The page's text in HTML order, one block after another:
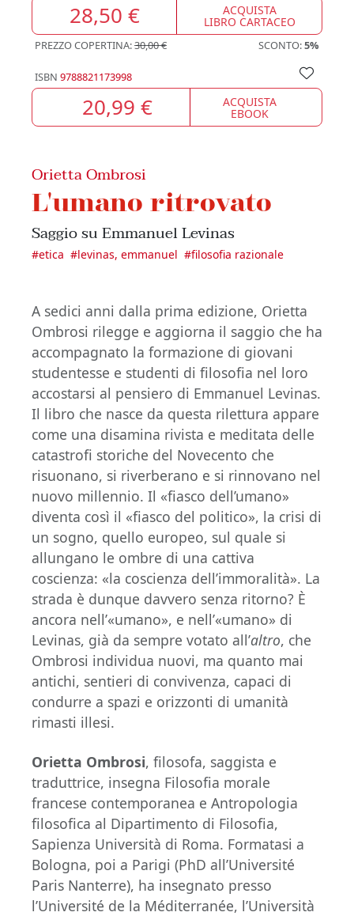
28,50 € ACQUISTA
LIBRO CARTACEO
PREZZO COPERTINA:30,00 € SCONTO:5%
ISBN 9788821173998
20,99 € ACQUISTA
EBOOK
Orietta Ombrosi
L'umano ritrovato
Saggio su Emmanuel Levinas
#etica #levinas, emmanuel #filosofia razionale
A sedici anni dalla prima edizione, Orietta
Ombrosi rilegge e aggiorna il saggio che ha
accompagnato la formazione di giovani
studentesse e studenti di filosofia nel loro
accostarsi al pensiero di Emmanuel Levinas.
Il libro che nasce da questa rilettura appare
come una disamina rivista e meditata delle
catastrofi storiche del Novecento che
risuonano, si riverberano e si rinnovano nel
nuovo millennio. Il «fiasco dell’umano»
diventa così il «fiasco del politico», la crisi di
un sogno, quello europeo, sul quale si
allungano le ombre di una cattiva
coscienza: «la coscienza dell’immoralità». La
strada è dunque davvero senza ritorno? È
ancora nell’«umano», e nell’«umano» di
Levinas, già da sempre votato all’altro, che
Ombrosi individua nuovi, ma quanto mai
antichi, sentieri di convivenza, capaci di
condurre a spazi e orizzonti di umanità
rimasti illesi.
Orietta Ombrosi, filosofa, saggista e
traduttrice, insegna Filosofia morale
francese contemporanea e Antropologia
filosofica al Dipartimento di Filosofia,
Sapienza Università di Roma. Formatasi a
Bologna, poi a Parigi (PhD all’Université
Paris Nanterre), ha insegnato presso
l’Université de la Méditerranée, l’Università